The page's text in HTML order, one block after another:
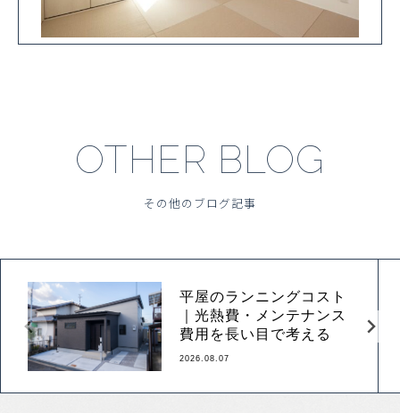
OTHER BLOG
その他のブログ記事
平屋のランニングコスト
｜光熱費・メンテナンス
費用を長い目で考える
2026.08.07